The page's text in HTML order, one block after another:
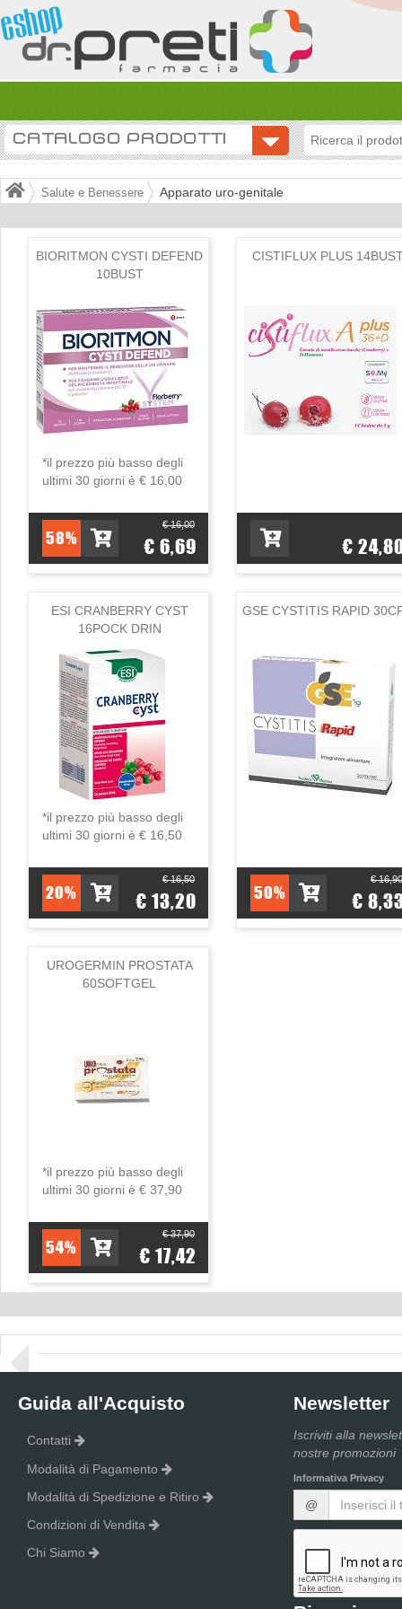
CATALOGO PRODOTTI
Salute e Benessere Apparato uro-genitale
BIORITMON CYSTI DEFEND
10BUST
*il prezzo più basso degli
ultimi 30 giorni è € 16,00
58%
€ 16,00
€ 6,69
CISTIFLUX PLUS
€
ESI CRANBERRY CYST
16POCK DRIN
*il prezzo più basso degli
ultimi 30 giorni è € 16,50
20%
€ 16,50
€ 13,20
GSE CYSTITIS RAPID
50%
€ 16,90
€
UROGERMIN PROSTATA
60SOFTGEL
*il prezzo più basso degli
ultimi 30 giorni è € 37,90
54%
€ 37,90
€ 17,42
Guida all'Acquisto
Contatti
Modalità di Pagamento
Modalità di Spedizione e Ritiro
Condizioni di Vendita
Chi Siamo
Newsletter
Iscriviti alla
nostre promozioni
Informativa Privacy
@